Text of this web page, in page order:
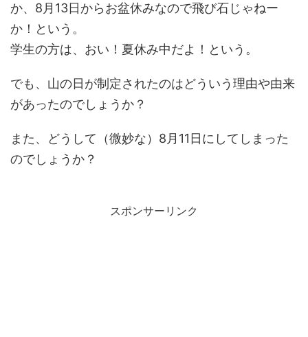
か、8月13日からお盆休みなので飛び石じゃねー
か！という。
学生の方は、おい！夏休み中だよ！という。
でも、山の日が制定されたのはどういう理由や由来
があったのでしょうか？
また、どうして（微妙な）8月11日にしてしまった
のでしょうか？
スポンサーリンク